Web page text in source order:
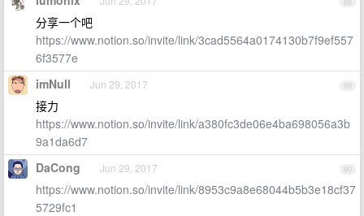
分享一个吧
https://www.notion.so/invite/link/3cad5564a0174130b7f9ef557
6f3577e
89
imNull Jun 29, 2017
接力
https://www.notion.so/invite/link/a380fc3de06e4ba698056a3b
9a1da6d7
90
DaCong Jun 29, 2017
https://www.notion.so/invite/link/8953c9a8e68044b5b3e18cf37
5729fc1